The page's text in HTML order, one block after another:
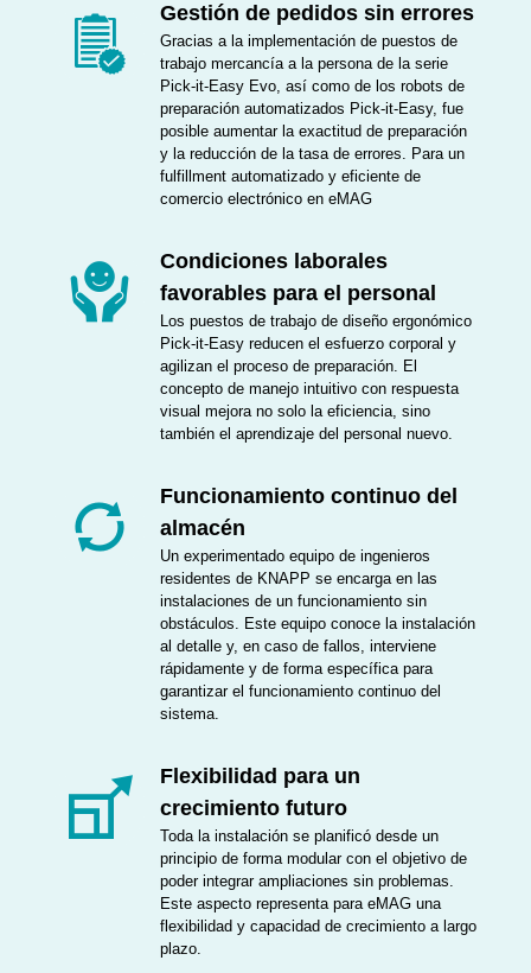
Gestión de pedidos sin errores
Gracias a la implementación de puestos de
trabajo mercancía a la persona de la serie
Pick-it-Easy Evo, así como de los robots de
preparación automatizados Pick-it-Easy, fue
posible aumentar la exactitud de preparación
y la reducción de la tasa de errores. Para un
fulfillment automatizado y eficiente de
comercio electrónico en eMAG
Condiciones laborales
favorables para el personal
Los puestos de trabajo de diseño ergonómico
Pick-it-Easy reducen el esfuerzo corporal y
agilizan el proceso de preparación. El
concepto de manejo intuitivo con respuesta
visual mejora no solo la eficiencia, sino
también el aprendizaje del personal nuevo.
Funcionamiento continuo del
almacén
Un experimentado equipo de ingenieros
residentes de KNAPP se encarga en las
instalaciones de un funcionamiento sin
obstáculos. Este equipo conoce la instalación
al detalle y, en caso de fallos, interviene
rápidamente y de forma específica para
garantizar el funcionamiento continuo del
sistema.
Flexibilidad para un
crecimiento futuro
Toda la instalación se planificó desde un
principio de forma modular con el objetivo de
poder integrar ampliaciones sin problemas.
Este aspecto representa para eMAG una
flexibilidad y capacidad de crecimiento a largo
plazo.